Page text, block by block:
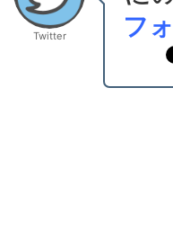
Twitter フ